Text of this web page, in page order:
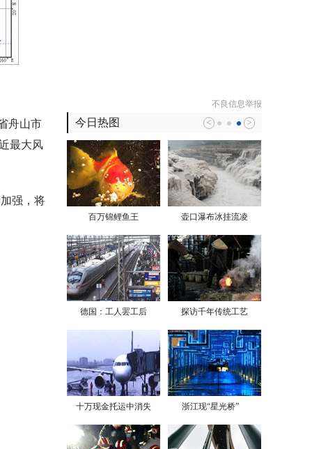
舟山市
最大风
强，将
不良信息举报
今日热图 >
<
百万锦鲤鱼王 壶口瀑布冰挂流凌
德国：工人罢工后 探访千年传统工艺
十万现金托运中消失 浙江现“星光桥”